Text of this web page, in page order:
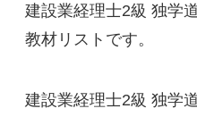
建設業経理士2級 独学
教材リストです。
建設業経理士2級 独学